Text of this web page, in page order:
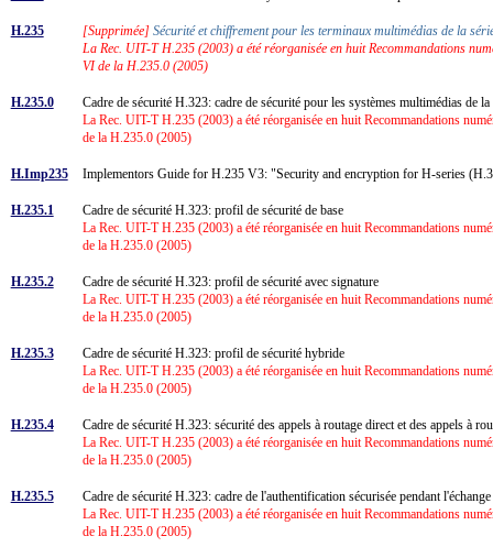
H.235 [Supprimée] Sécurité et chiffrement pour les terminaux multimédias de la
La Rec. UIT-T H.235 (2003) a été réorganisée en huit Recommandations
VI de la H.235.0 (2005)
H.235.0
Cadre de sécurité H.323: cadre de sécurité pour les systèmes multimédias
La Rec. UIT-T H.235 (2003) a été réorganisée en huit Recommandations
de la H.235.0 (2005)
H.Imp235 Implementors Guide for H.235 V3: "Security and encryption for H-series
H.235.1
Cadre de sécurité H.323: profil de sécurité de base
La Rec. UIT-T H.235 (2003) a été réorganisée en huit Recommandations
de la H.235.0 (2005)
H.235.2
Cadre de sécurité H.323: profil de sécurité avec signature
La Rec. UIT-T H.235 (2003) a été réorganisée en huit Recommandations
de la H.235.0 (2005)
H.235.3
Cadre de sécurité H.323: profil de sécurité hybride
La Rec. UIT-T H.235 (2003) a été réorganisée en huit Recommandations
de la H.235.0 (2005)
H.235.4
Cadre de sécurité H.323: sécurité des appels à routage direct et des appels à
La Rec. UIT-T H.235 (2003) a été réorganisée en huit Recommandations
de la H.235.0 (2005)
H.235.5
Cadre de sécurité H.323: cadre de l'authentification sécurisée pendant
La Rec. UIT-T H.235 (2003) a été réorganisée en huit Recommandations
de la H.235.0 (2005)